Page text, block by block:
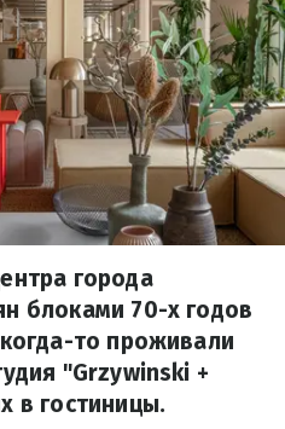
города
блоками 70-х годов
то проживали
"Grzywinski +
в гостиницы.